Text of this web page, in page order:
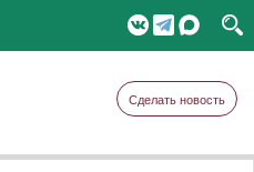
Сделать новость